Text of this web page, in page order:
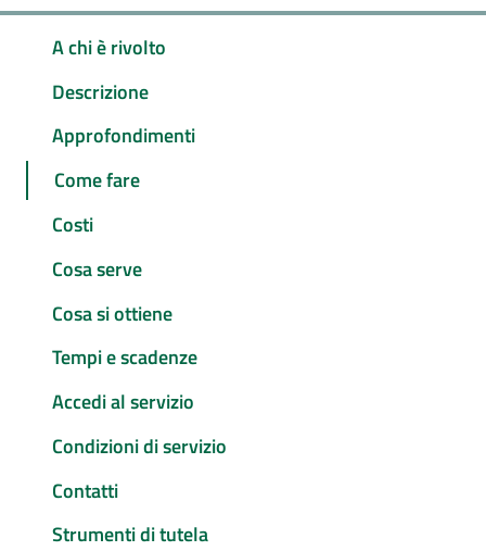
A chi è rivolto
Descrizione
Approfondimenti
Come fare
Costi
Cosa serve
Cosa si ottiene
Tempi e scadenze
Accedi al servizio
Condizioni di servizio
Contatti
Strumenti di tutela